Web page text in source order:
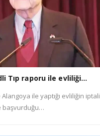
Tıp raporu ile evliliği…
Alangoya ile yaptığı evliliğin iptali
başvurduğu…